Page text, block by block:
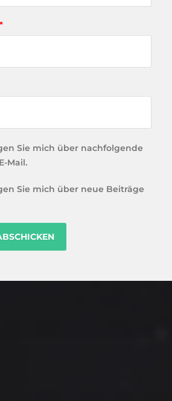
*
Sie mich über nachfolgende
Mail.
Sie mich über neue Beiträge